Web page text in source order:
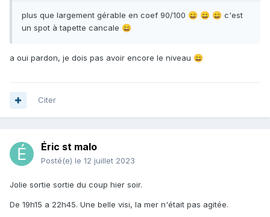
plus que largement gérable en coef 90/100 😄 😄 😄 c'est
un spot à tapette cancale 😄
a oui pardon, je dois pas avoir encore le niveau 😄
Citer
Éric st malo
Posté(e) le 12 juillet 2023
Jolie sortie sortie du coup hier soir.
De 19h15 a 22h45. Une belle visi, la mer n'était pas agitée.